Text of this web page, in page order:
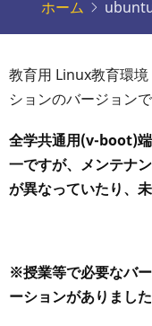
ホーム
教育用 Linux教育環境
ションのバージョンで
全学共通用(v-boot)
一ですが、メンテナ
が異なっていたり、
※授業等で必要なバ
ーションがありまし